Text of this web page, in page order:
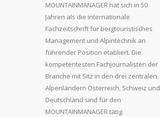
MOUNTAINMANAGER hat sich in 50
Jahren als die internationale
Fachzeitschrift für bergtouristisches
Management und Alpintechnik an
führender Position etabliert. Die
kompetentesten Fachjournalisten der
Branche mit Sitz in den drei zentralen
Alpenländern Österreich, Schweiz und
Deutschland sind für den
MOUNTAINMANAGER tätig.